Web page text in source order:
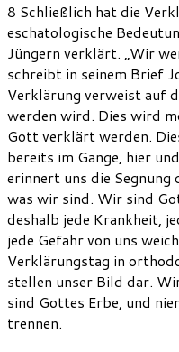
8 Schließlich hat die
eschatologische
Jüngern verklärt. „Wir
schreibt in seinem Brief
Verklärung verweist auf
werden wird. Dies wird
Gott verklärt werden.
bereits im Gange, hier
erinnert uns die Segnung
was wir sind. Wir sind
deshalb jede Krankheit,
jede Gefahr von uns
Verklärungstag in
stellen unser Bild dar.
sind Gottes Erbe, und
trennen.